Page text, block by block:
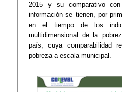
2015 y su comparativo
información se tienen, por
en el tiempo de los
multidimensional de la
país, cuya comparabilidad
pobreza a escala municipal.